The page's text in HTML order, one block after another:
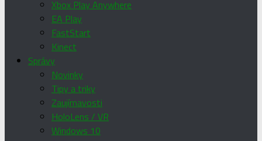
Xbox Play Anywhere
EA Play
FastStart
Kinect
Správy
Novinky
Tipy a triky
Zaujímavosti
HoloLens / VR
Windows 10